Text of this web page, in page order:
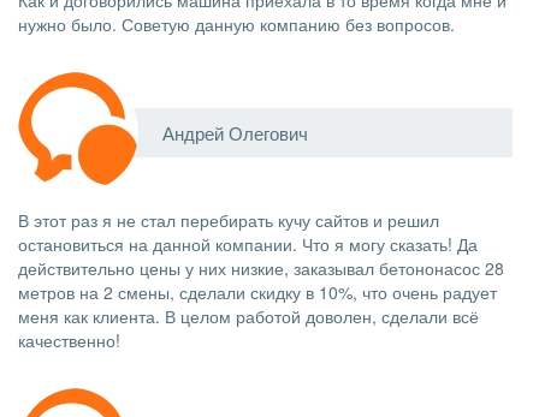
нужно было. Советую данную компанию без вопросов.
Андрей Олегович
В этот раз я не стал перебирать кучу сайтов и решил
остановиться на данной компании. Что я могу сказать! Да
действительно цены у них низкие, заказывал бетононасос 28
метров на 2 смены, сделали скидку в 10%, что очень радует
меня как клиента. В целом работой доволен, сделали всё
качественно!